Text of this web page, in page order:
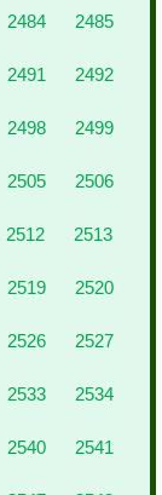
2484 2485
2491 2492
2498 2499
2505 2506
2512 2513
2519 2520
2526 2527
2533 2534
2540 2541